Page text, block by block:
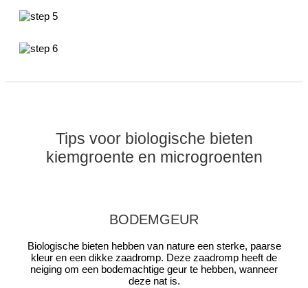
Tips voor biologische bieten
kiemgroente en microgroenten
BODEMGEUR
Biologische bieten hebben van nature een sterke, paarse
kleur en een dikke zaadromp. Deze zaadromp heeft de
neiging om een bodemachtige geur te hebben, wanneer
deze nat is.